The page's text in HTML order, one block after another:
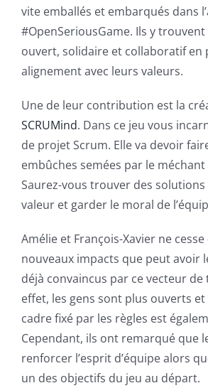
vite emballés et embarqués dans
#OpenSeriousGame. Ils y
ouvert, solidaire et collaboratif en
alignement avec leurs valeurs.
Une de leur contribution est la
SCRUMind. Dans ce jeu vous
de projet Scrum. Elle va devoir
embûches semées par le
Saurez-vous trouver des
valeur et garder le moral de
Amélie et François-Xavier ne
nouveaux impacts que peut avoir
déjà convaincus par ce vecteur de
effet, les gens sont plus ouverts
cadre fixé par les règles est
Cependant, ils ont remarqué que
renforcer l’esprit d’équipe alors
un des objectifs du jeu au départ.